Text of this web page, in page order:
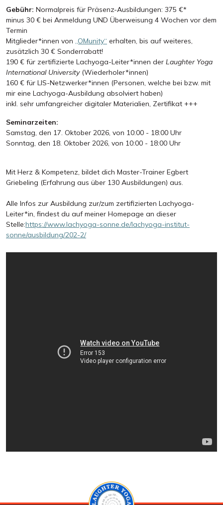
Gebühr: Normalpreis für Präsenz-Ausbildungen: 375 €*
minus 30 € bei Anmeldung UND Überweisung 4 Wochen vor dem
Termin
Mitglieder*innen von „OMunity“ erhalten, bis auf weiteres,
zusätzlich 30 € Sonderrabatt!
190 € für zertifizierte Lachyoga-Leiter*innen der Laughter Yoga
International University (Wiederholer*innen)
160 € für LIS-Netzwerker*innen (Personen, welche bei bzw. mit
mir eine Lachyoga-Ausbildung absolviert haben)
inkl. sehr umfangreicher digitaler Materialien, Zertifikat +++
Seminarzeiten:
Samstag, den 17. Oktober 2026, von 10:00 - 18:00 Uhr
Sonntag, den 18. Oktober 2026, von 10:00 - 18:00 Uhr
Mit Herz & Kompetenz, bildet dich Master-Trainer Egbert
Griebeling (Erfahrung aus über 130 Ausbildungen) aus.
Alle Infos zur Ausbildung zur/zum zertifizierten Lachyoga-
Leiter*in, findest du auf meiner Homepage an dieser
Stelle:https://www.lachyoga-sonne.de/lachyoga-institut-
sonne/ausbildung/202-2/